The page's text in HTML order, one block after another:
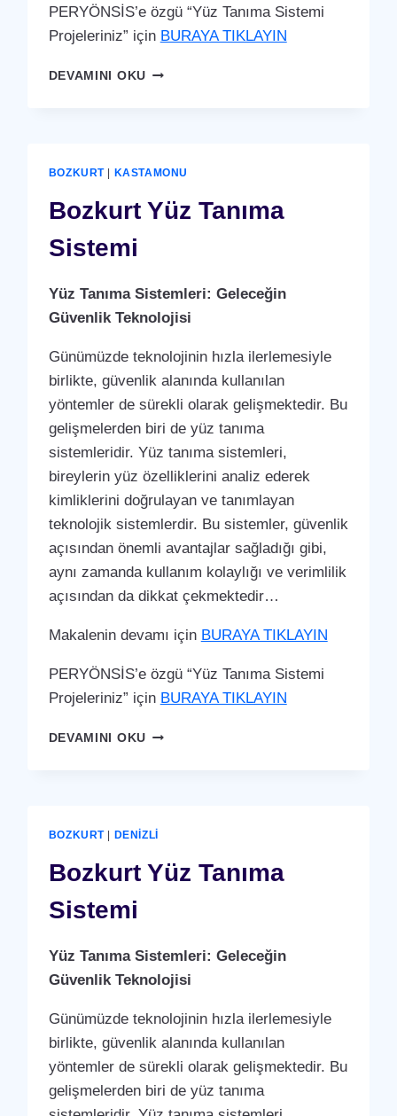
PERYÖNSİS’e özgü “Yüz Tanıma Sistemi
Projeleriniz” için BURAYA TIKLAYIN
DEVAMINI OKUBOZKURT
BOZKURT| KASTAMONU
Bozkurt Yüz Tanıma
Sistemi
Yüz Tanıma Sistemleri: Geleceğin
Güvenlik Teknolojisi
Günümüzde teknolojinin hızla ilerlemesiyle
birlikte, güvenlik alanında kullanılan
yöntemler de sürekli olarak gelişmektedir. Bu
gelişmelerden biri de yüz tanıma
sistemleridir. Yüz tanıma sistemleri,
bireylerin yüz özelliklerini analiz ederek
kimliklerini doğrulayan ve tanımlayan
teknolojik sistemlerdir. Bu sistemler, güvenlik
açısından önemli avantajlar sağladığı gibi,
aynı zamanda kullanım kolaylığı ve verimlilik
açısından da dikkat çekmektedir…
Makalenin devamı için BURAYA TIKLAYIN
PERYÖNSİS’e özgü “Yüz Tanıma Sistemi
Projeleriniz” için BURAYA TIKLAYIN
DEVAMINI OKUBOZKURT
BOZKURT| DENIZLI
Bozkurt Yüz Tanıma
Sistemi
Yüz Tanıma Sistemleri: Geleceğin
Güvenlik Teknolojisi
Günümüzde teknolojinin hızla ilerlemesiyle
birlikte, güvenlik alanında kullanılan
yöntemler de sürekli olarak gelişmektedir. Bu
gelişmelerden biri de yüz tanıma